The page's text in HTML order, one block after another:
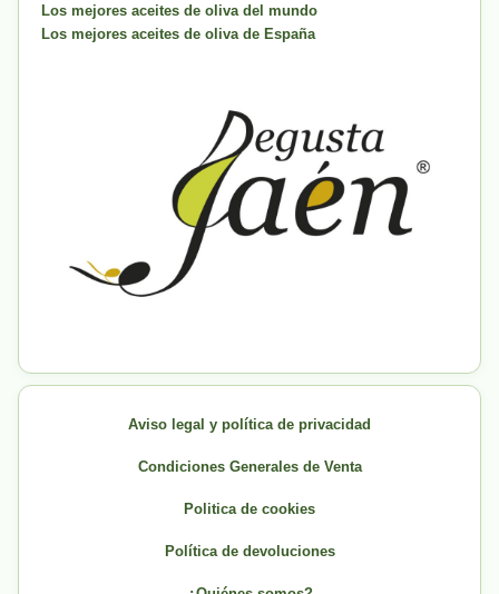
Los mejores aceites de oliva del mundo
Los mejores aceites de oliva de España
Aviso legal y política de privacidad
Condiciones Generales de Venta
Politica de cookies
Política de devoluciones